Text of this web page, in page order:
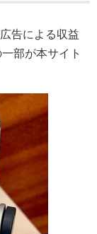
告による収益
部が本サイト